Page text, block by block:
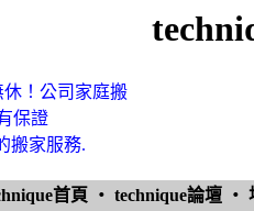
！公司家庭搬
保證
搬家服務.
首頁 ‧ technique論壇 ‧